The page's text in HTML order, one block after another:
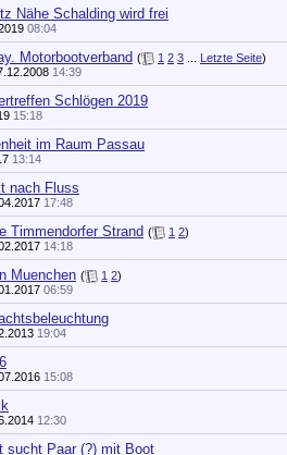
Nähe Schalding wird frei
08:04
Motorbootverband ( 1 2 3 Letzte Seite)
14:39
Schlögen 2019
15:18
im Raum Passau
13:14
nach Fluss
17:48
Timmendorfer Strand ( 1 2)
14:18
Muenchen ( 1 2)
06:59
19:04
15:08
12:30
sucht Paar (?) mit Boot